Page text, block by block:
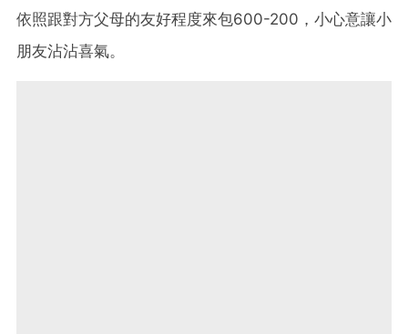
依照跟對方父母的友好程度來包600-200，小心意讓小
朋友沾沾喜氣。